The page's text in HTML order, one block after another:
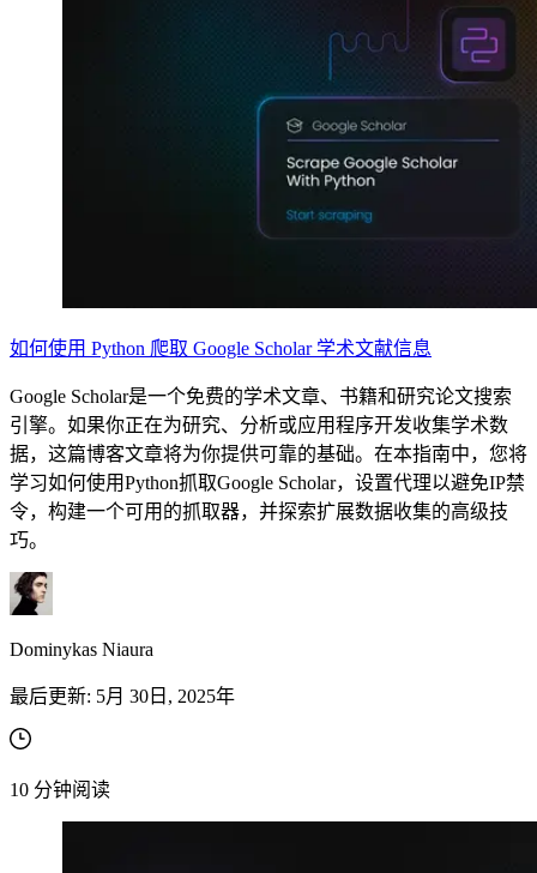
如何使用 Python 爬取 Google Scholar 学术文献信息
Google Scholar是一个免费的学术文章、书籍和研究论文搜索
引擎。如果你正在为研究、分析或应用程序开发收集学术数
据，这篇博客文章将为你提供可靠的基础。在本指南中，您将
学习如何使用Python抓取Google Scholar，设置代理以避免IP禁
令，构建一个可用的抓取器，并探索扩展数据收集的高级技
巧。
Dominykas Niaura
最后更新: 5月 30日, 2025年
10 分钟阅读